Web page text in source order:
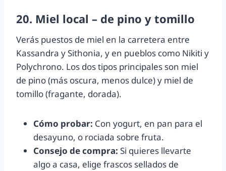
20. Miel local – de pino y tomillo
Verás puestos de miel en la carretera entre
Kassandra y Sithonia, y en pueblos como Nikiti y
Polychrono. Los dos tipos principales son miel
de pino (más oscura, menos dulce) y miel de
tomillo (fragante, dorada).
Cómo probar: Con yogurt, en pan para el
desayuno, o rociada sobre fruta.
Consejo de compra: Si quieres llevarte
algo a casa, elige frascos sellados de